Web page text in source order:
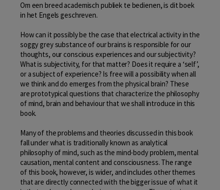
Om een breed academisch publiek te bedienen, is dit boek
in het Engels geschreven.
How can it possibly be the case that electrical activity in the
soggy grey substance of our brains is responsible for our
thoughts, our conscious experiences and our subjectivity?
What is subjectivity, for that matter? Does it require a ‘self’,
or a subject of experience? Is free will a possibility when all
we think and do emerges from the physical brain? These
are prototypical questions that characterize the philosophy
of mind, brain and behaviour that we shall introduce in this
book.
Many of the problems and theories discussed in this book
fall under what is traditionally known as analytical
philosophy of mind, such as the mind-body problem, mental
causation, mental content and consciousness. The range
of this book, however, is wider, and includes other themes
that are directly connected with the bigger issue of what it